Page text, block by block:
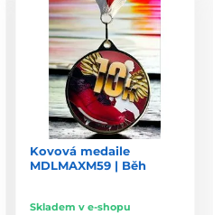
Kovová medaile
MDLMAXM59 | Běh
Skladem v e-shopu